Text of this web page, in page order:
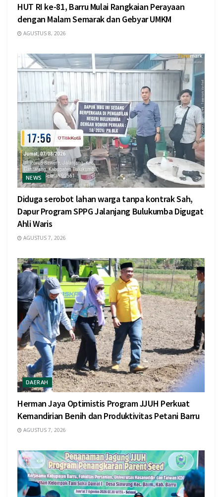
HUT RI ke-81, Barru Mulai Rangkaian Perayaan
dengan Malam Semarak dan Gebyar UMKM
AGUSTUS 8, 2026
NEWS
Diduga serobot lahan warga tanpa kontrak Sah,
Dapur Program SPPG Jalanjang Bulukumba Digugat
Ahli Waris
AGUSTUS 7, 2026
DAERAH
Herman Jaya Optimistis Program JJUH Perkuat
Kemandirian Benih dan Produktivitas Petani Barru
AGUSTUS 7, 2026